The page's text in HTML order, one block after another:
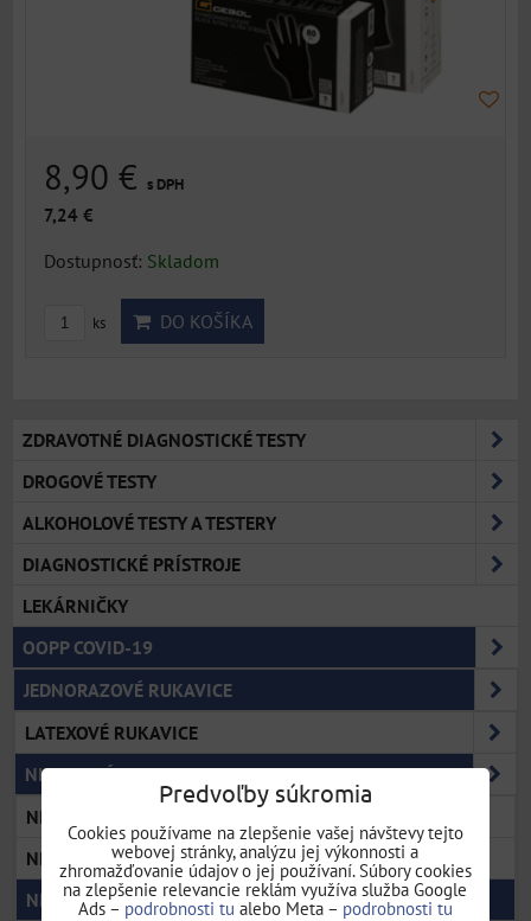
8,90 € s DPH
7,24 €
Dostupnosť: Skladom
ks DO KOŠÍKA
ZDRAVOTNÉ DIAGNOSTICKÉ TESTY
DROGOVÉ TESTY
ALKOHOLOVÉ TESTY A TESTERY
DIAGNOSTICKÉ PRÍSTROJE
LEKÁRNIČKY
OOPP COVID-19
JEDNORAZOVÉ RUKAVICE
LATEXOVÉ RUKAVICE
NITRILOVÉ RUKAVICE
NITRILOVÉ RUKAVICE VEĽKOSŤ S
NITRILOVÉ RUKAVICE VEĽKOSŤ M
NITRILOVÉ RUKAVICE VEĽKOSŤ L
Predvoľby súkromia
Cookies používame na zlepšenie vašej návštevy tejto
webovej stránky, analýzu jej výkonnosti a
zhromažďovanie údajov o jej používaní. Súbory cookies
na zlepšenie relevancie reklám využíva služba Google
Ads – podrobnosti tu alebo Meta – podrobnosti tu